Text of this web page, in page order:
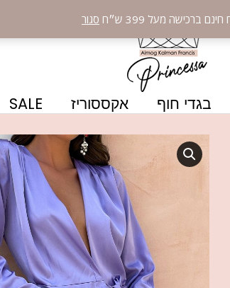
ברכישה מעל 399 ש״ח סגור
בגדי חוף אקססוריז SALE